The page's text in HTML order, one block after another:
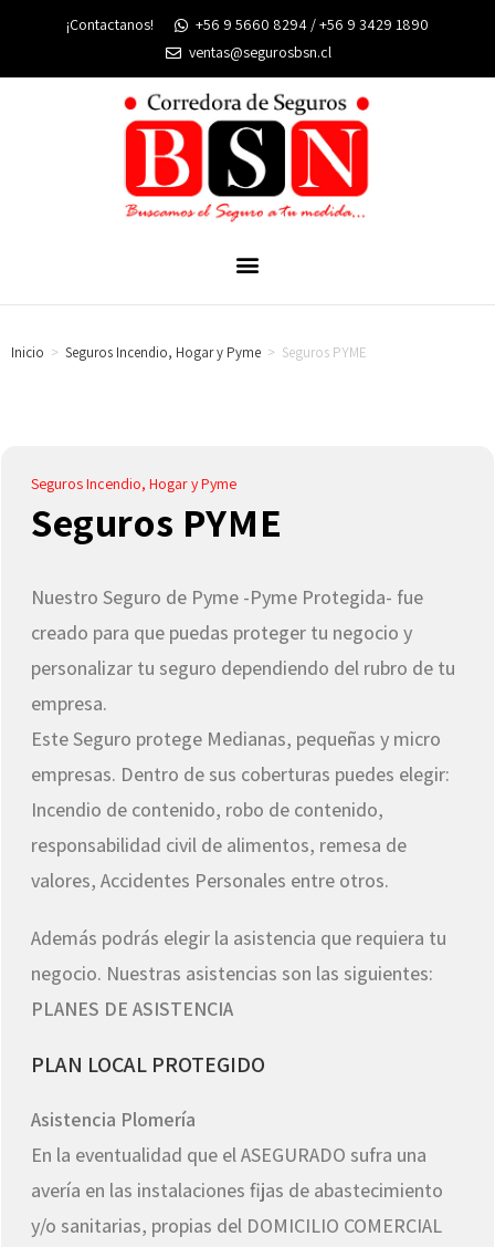
¡Contactanos!
+56 9 5660 8294 / +56 9 3429 1890
ventas@segurosbsn.cl
Inicio > Seguros Incendio, Hogar y Pyme > Seguros PYME
Seguros Incendio, Hogar y Pyme
Seguros PYME
Nuestro Seguro de Pyme -Pyme Protegida- fue
creado para que puedas proteger tu negocio y
personalizar tu seguro dependiendo del rubro de tu
empresa.
Este Seguro protege Medianas, pequeñas y micro
empresas. Dentro de sus coberturas puedes elegir:
Incendio de contenido, robo de contenido,
responsabilidad civil de alimentos, remesa de
valores, Accidentes Personales entre otros.
Además podrás elegir la asistencia que requiera tu
negocio. Nuestras asistencias son las siguientes:
PLANES DE ASISTENCIA
PLAN LOCAL PROTEGIDO
Asistencia Plomería
En la eventualidad que el ASEGURADO sufra una
avería en las instalaciones fijas de abastecimiento
y/o sanitarias, propias del DOMICILIO COMERCIAL